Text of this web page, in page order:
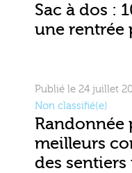
Sac à dos :
une rentrée
Publié le 24 juillet
Non classifié(e)
Randonnée
meilleurs
des sentiers